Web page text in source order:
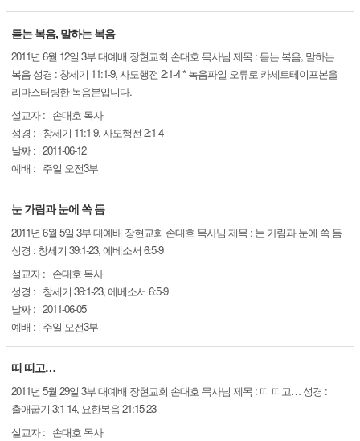
듣는 복음, 말하는 복음
2011년 6월 12일 3부 대예배 장현교회 손대호 목사님 제목 : 듣는 복음, 말하는
복음 성경 : 창세기 11:1-9, 사도행전 2:1-4 * 녹음파일 오류로 카세트테이프본을
리마스터링한 녹음본입니다.
설교자 : 손대호 목사
성경 : 창세기 11:1-9, 사도행전 2:1-4
날짜 : 2011-06-12
예배 : 주일 오전3부
눈 가림과 눈에 쏙 듬
2011년 6월 5일 3부 대예배 장현교회 손대호 목사님 제목 : 눈 가림과 눈에 쏙 듬
성경 : 창세기 39:1-23, 에베소서 6:5-9
설교자 : 손대호 목사
성경 : 창세기 39:1-23, 에베소서 6:5-9
날짜 : 2011-06-05
예배 : 주일 오전3부
띠 띠고…
2011년 5월 29일 3부 대예배 장현교회 손대호 목사님 제목 : 띠 띠고… 성경 :
출애굽기 3:1-14, 요한복음 21:15-23
설교자 : 손대호 목사